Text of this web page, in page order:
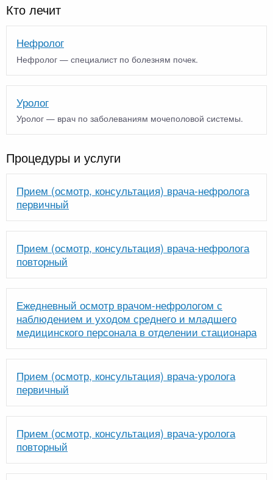
Кто лечит
Нефролог
Нефролог — специалист по болезням почек.
Уролог
Уролог — врач по заболеваниям мочеполовой системы.
Процедуры и услуги
Прием (осмотр, консультация) врача-нефролога
первичный
Прием (осмотр, консультация) врача-нефролога
повторный
Ежедневный осмотр врачом-нефрологом с
наблюдением и уходом среднего и младшего
медицинского персонала в отделении стационара
Прием (осмотр, консультация) врача-уролога
первичный
Прием (осмотр, консультация) врача-уролога
повторный